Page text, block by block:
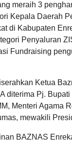
meraih 3
Kepala Daerah
di Kabupaten
Penyaluran
Fundraising
Ketua
diterima Pj.
Menteri Agama
mewakili
BAZNAS